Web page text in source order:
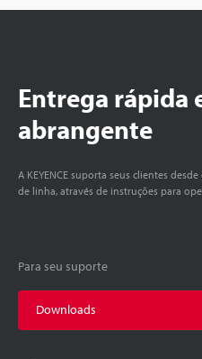
Entrega rápida
abrangente
A KEYENCE suporta seus clientes
de linha, através de instruções para
Para seu suporte
Downloads